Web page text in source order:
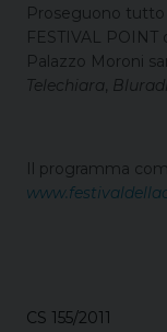
Proseguono tutto
FESTIVAL
Palazzo Moroni
Telechiara,
Il programma
CS 155/2011